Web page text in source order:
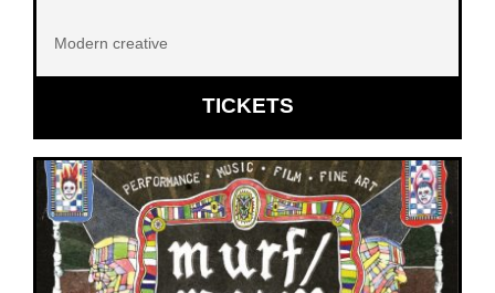
Modern creative
TICKETSOPENT
IN
NIEUW
VENSTER